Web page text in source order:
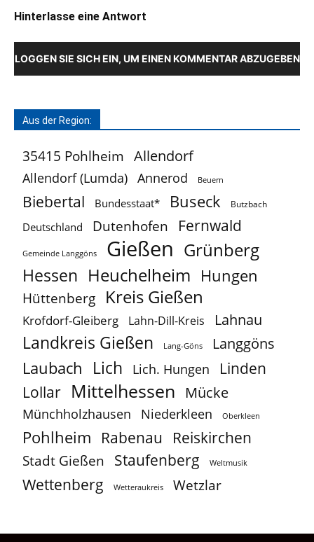
Hinterlasse eine Antwort
LOGGEN SIE SICH EIN, UM EINEN KOMMENTAR ABZUGEBEN
Aus der Region:
35415 Pohlheim Allendorf
Allendorf (Lumda) Annerod Beuern
Biebertal Bundesstaat* Buseck Butzbach
Deutschland Dutenhofen Fernwald
Gemeinde Langgöns Gießen Grünberg
Hessen Heuchelheim Hungen
Hüttenberg Kreis Gießen
Krofdorf-Gleiberg Lahn-Dill-Kreis Lahnau
Landkreis Gießen Lang-Göns Langgöns
Laubach Lich Lich. Hungen Linden
Lollar Mittelhessen Mücke
Münchholzhausen Niederkleen Oberkleen
Pohlheim Rabenau Reiskirchen
Stadt Gießen Staufenberg Weltmusik
Wettenberg Wetteraukreis Wetzlar